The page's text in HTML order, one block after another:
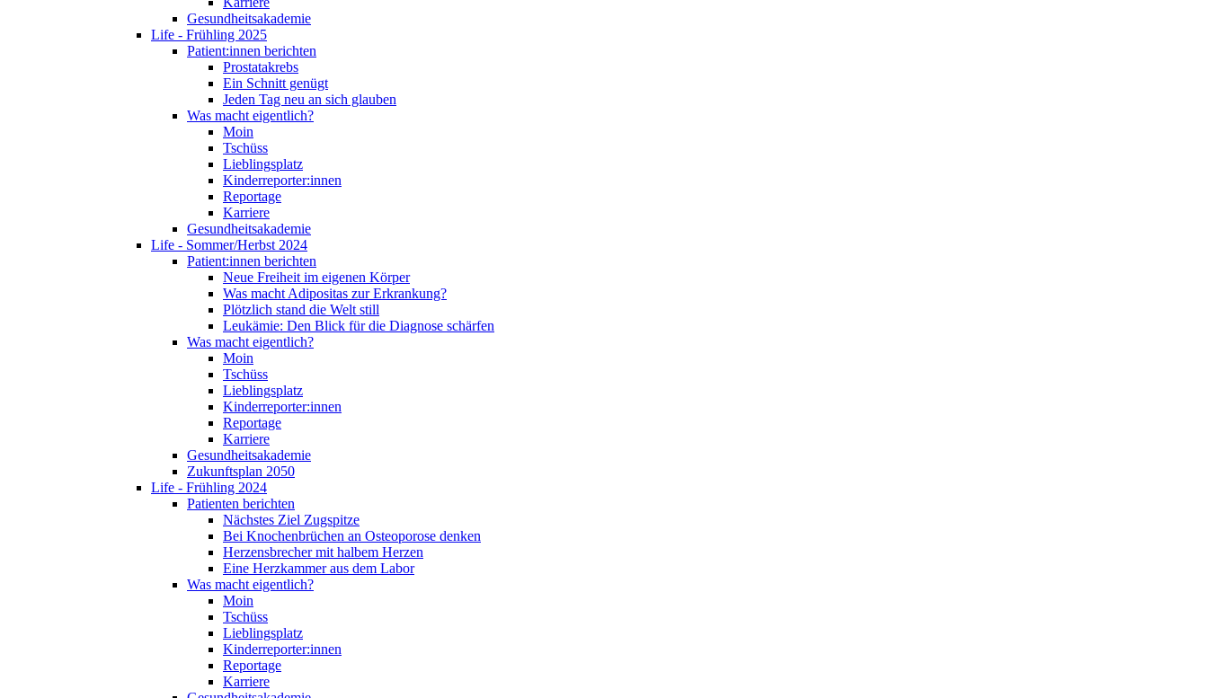
Gesundheitsakademie
Life - Frühling 2025
Patient:innen berichten
Prostatakrebs
Ein Schnitt genügt
Jeden Tag neu an sich glauben
Was macht eigentlich?
Moin
Tschüss
Lieblingsplatz
Kinderreporter:innen
Reportage
Karriere
Gesundheitsakademie
Life - Sommer/Herbst 2024
Patient:innen berichten
Neue Freiheit im eigenen Körper
Was macht Adipositas zur Erkrankung?
Plötzlich stand die Welt still
Leukämie: Den Blick für die Diagnose schärfen
Was macht eigentlich?
Moin
Tschüss
Lieblingsplatz
Kinderreporter:innen
Reportage
Karriere
Gesundheitsakademie
Zukunftsplan 2050
Life - Frühling 2024
Patienten berichten
Nächstes Ziel Zugspitze
Bei Knochenbrüchen an Osteoporose denken
Herzensbrecher mit halbem Herzen
Eine Herzkammer aus dem Labor
Was macht eigentlich?
Moin
Tschüss
Lieblingsplatz
Kinderreporter:innen
Reportage
Karriere